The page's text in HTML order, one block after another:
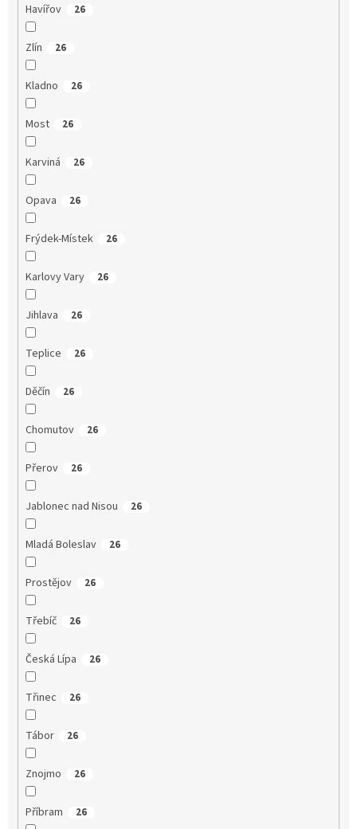
Havířov 26
Zlín 26
Kladno 26
Most 26
Karviná 26
Opava 26
Frýdek-Místek 26
Karlovy Vary 26
Jihlava 26
Teplice 26
Děčín 26
Chomutov 26
Přerov 26
Jablonec nad Nisou 26
Mladá Boleslav 26
Prostějov 26
Třebíč 26
Česká Lípa 26
Třinec 26
Tábor 26
Znojmo 26
Příbram 26